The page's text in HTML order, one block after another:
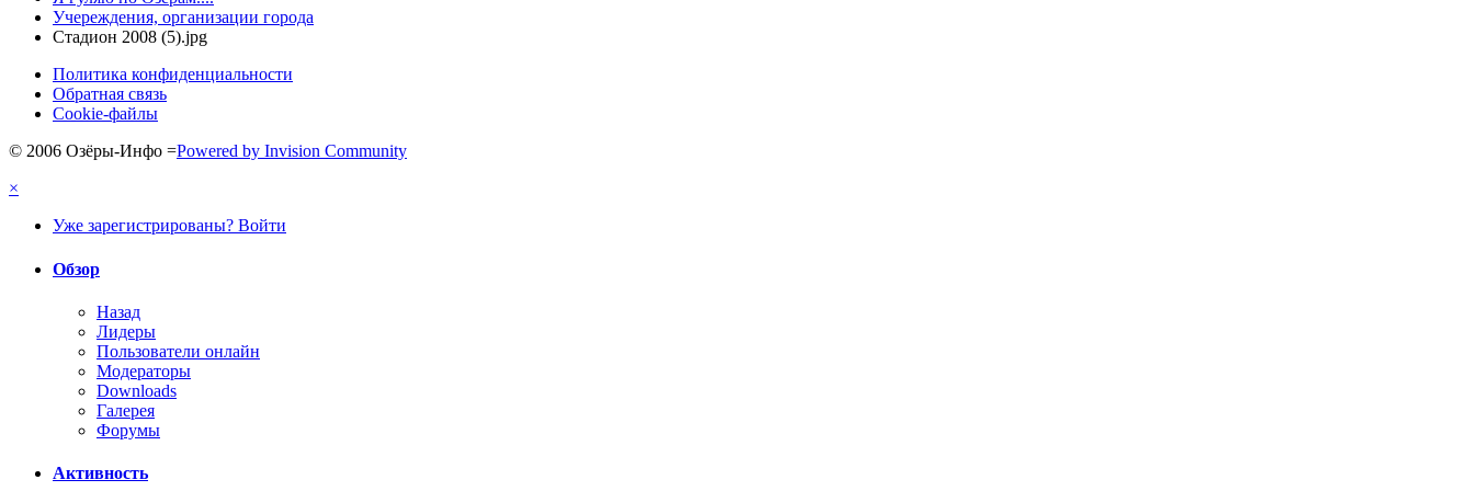
Учереждения, организации города
Стадион 2008 (5).jpg
Политика конфиденциальности
Обратная связь
Cookie-файлы
© 2006 Озёры-Инфо =Powered by Invision Community
×
Уже зарегистрированы? Войти
Обзор
Назад
Лидеры
Пользователи онлайн
Модераторы
Downloads
Галерея
Форумы
Активность